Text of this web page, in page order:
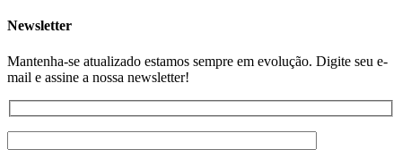
Newsletter
Mantenha-se atualizado estamos sempre em evolução. Digite seu e-
mail e assine a nossa newsletter!